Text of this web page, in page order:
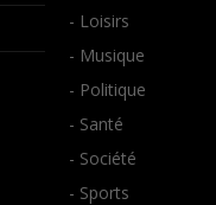
- Loisirs
- Musique
- Politique
- Santé
- Société
- Sports